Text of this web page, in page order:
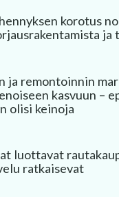
korotus
ja
ja remontoinnin
kasvuun –
olisi keinoja
luottavat
ratkaisevat